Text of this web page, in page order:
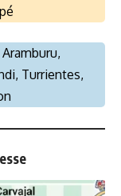
Turrientes,